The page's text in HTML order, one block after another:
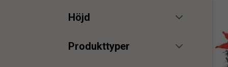
Höjd
Produkttyper